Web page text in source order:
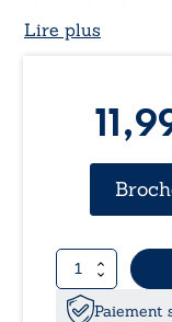
Lire plus
quantité
de
TiYa Paiement